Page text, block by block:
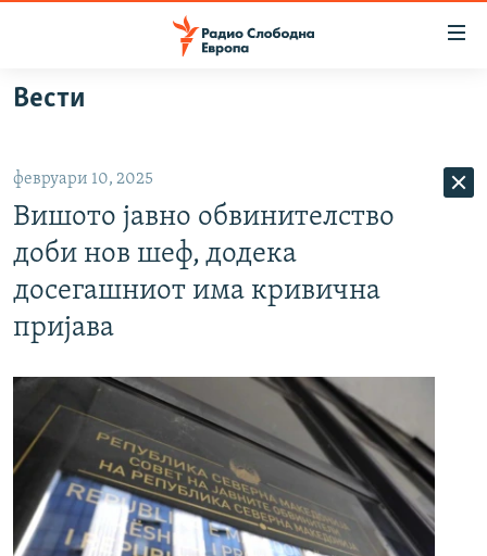
Оди
на
Оди
на
главната
навигација
на
пребарување
ВИЗУЕЛНО
ВЕСТИ
ШТО ТРЕБА ДА ЗНАЕТЕ
ПРИЈАВИ СЕ ЗА ЊУЗЛЕТЕР
ПОДКАСТ ЗОШТО?
СЛЕДЕТЕ НЕ
РСЕ веб страници
Вести
февруари 10, 2025
Вишото јавно обвинителство
доби нов шеф, додека
досегашниот има кривична
пријава